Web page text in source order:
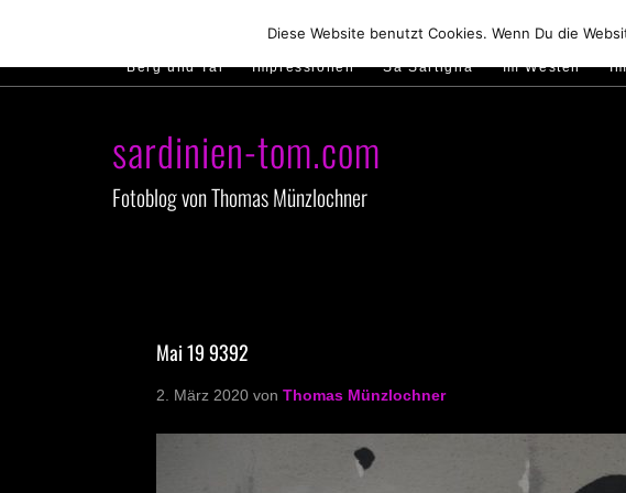
Traumstrände Feste feiern Golfo di Orosei
Berg und Tal Impressionen Sa Sartiglia Im Westen
sardinien-tom.com
Fotoblog von Thomas Münzlochner
Mai 19 9392
2. März 2020 von Thomas Münzlochner
Diese Website benutzt Cookies. Wenn Du die